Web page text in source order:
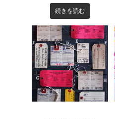
続きを読む
¥330 ¥770